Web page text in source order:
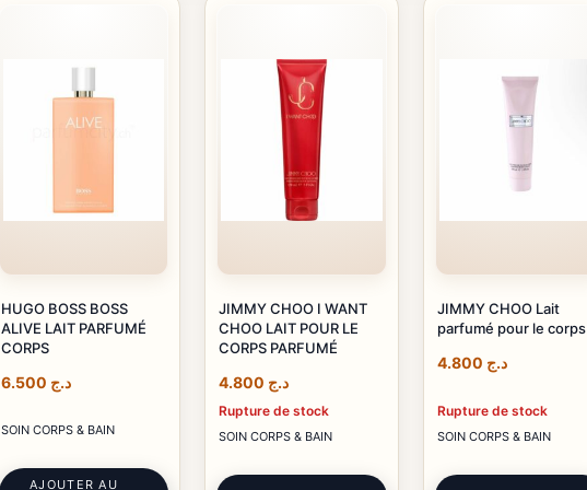
HUGO BOSS BOSS
ALIVE LAIT PARFUMÉ
CORPS
د.ج
SOIN CORPS & BAIN
AJOUTER AU
JIMMY CHOO I WANT
CHOO LAIT POUR LE
CORPS PARFUMÉ
د.ج
Rupture de stock
SOIN CORPS & BAIN
JIMMY CHOO Lait
parfumé pour le corps
د.ج
Rupture de stock
SOIN CORPS & BAIN